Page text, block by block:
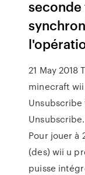
21 May
minecraft
Pour jouer à
(des) wii u
puisse